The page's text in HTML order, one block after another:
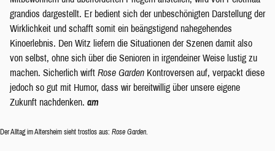
grandios dargestellt. Er bedient sich der unbeschönigten Darstellung der
Wirklichkeit und schafft somit ein beängstigend nahegehendes
Kinoerlebnis. Den Witz liefern die Situationen der Szenen damit also
von selbst, ohne sich über die Senioren in irgendeiner Weise lustig zu
machen. Sicherlich wirft Rose Garden Kontroversen auf, verpackt diese
jedoch so gut mit Humor, dass wir bereitwillig über unsere eigene
Zukunft nachdenken. am
Der Alltag im Altersheim sieht trostlos aus: Rose Garden